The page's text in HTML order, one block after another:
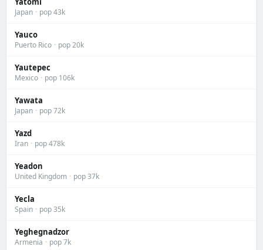
Japan · pop 43k
Yauco
Puerto Rico · pop 20k
Yautepec
Mexico · pop 106k
Yawata
Japan · pop 72k
Yazd
Iran · pop 478k
Yeadon
United Kingdom · pop 37k
Yecla
Spain · pop 35k
Yeghegnadzor
Armenia · pop 7k